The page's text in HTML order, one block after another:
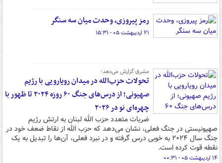
رمز پیروزی، وحدت میان سه سنگر
۲۱ اردیبهشت ۰۵ - ۱۵:۳۱
مشرق گزارش می‌دهد؛
تحولات حزب‌الله در میدان رویارویی با رژیم
صهیونی؛ از درس‌های جنگ ۶۰ روزه ۲۰۲۴ تا ظهور با
چهره‌ای نو در ۲۰۲۶
ضربات متعدد حزب الله لبنان به ارتش رژیم
صهیونیستی در جنگ فعلی، نشان می‌دهد که حزب الله از نقاط ضعف خود در
جنگ سال ۲۰۲۴ به خوبی درس گرفته و در نبرد فعلی،‌ آن‌ها را تبدیل به یک
نقطه قوت کرده است.
۱۴ اردیبهشت ۰۵ - ۰۰:۳۱